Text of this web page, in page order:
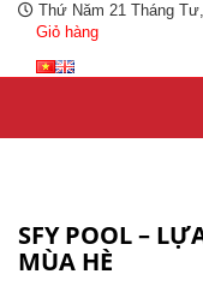
Thứ Năm 21 Tháng
Giỏ hàng
SFY POOL –
MÙA HÈ